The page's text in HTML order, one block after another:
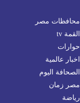
محافظات مصر
القمة tv
حوارات
اخبار عالمية
الصحافة اليوم
مصر زمان
رياضة